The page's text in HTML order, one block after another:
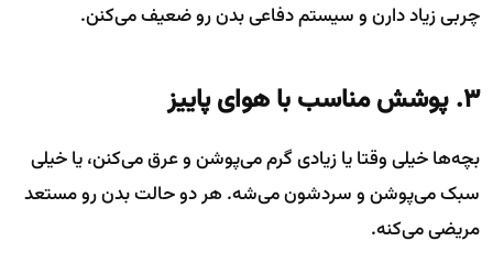
چربی زیاد دارن و سیستم دفاعی بدن رو ضعیف می‌کنن.
۳. پوشش مناسب با هوای پاییز
بچه‌ها خیلی وقتا یا زیادی گرم می‌پوشن و عرق می‌کنن، یا خیلی
سبک می‌پوشن و سردشون می‌شه. هر دو حالت بدن رو مستعد
مریضی می‌کنه.